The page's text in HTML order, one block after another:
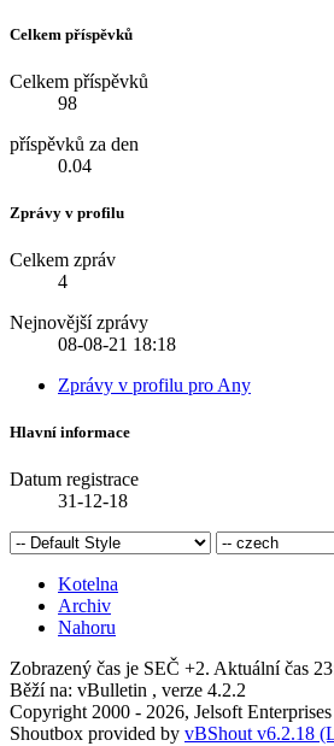
Celkem příspěvků
Celkem příspěvků
98
příspěvků za den
0.04
Zprávy v profilu
Celkem zpráv
4
Nejnovější zprávy
08-08-21 18:18
Zprávy v profilu pro Any
Hlavní informace
Datum registrace
31-12-18
Kotelna
Archiv
Nahoru
Zobrazený čas je SEČ +2. Aktuální čas
Běží na: vBulletin , verze 4.2.2
Copyright 2000 - 2026, Jelsoft
Shoutbox provided by vBShout v6.2.18